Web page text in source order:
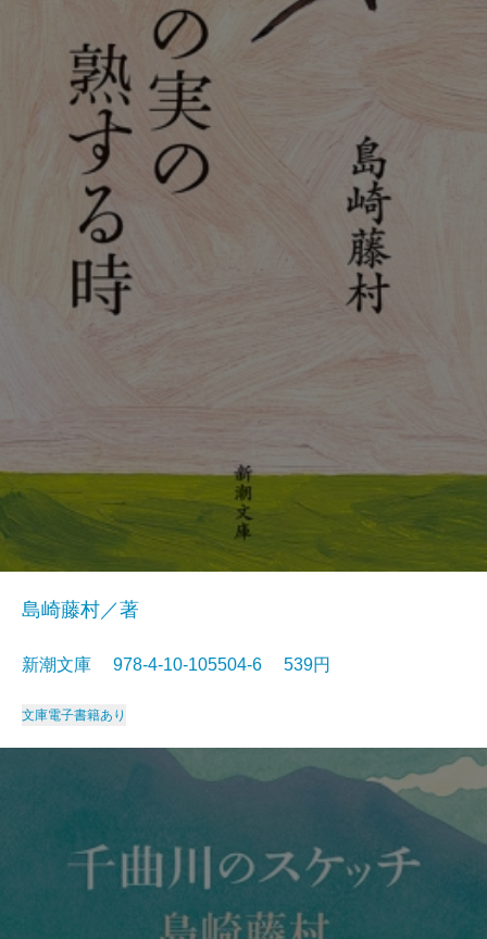
島崎藤村／著
新潮文庫 978-4-10-105504-6 539円
文庫電子書籍あり